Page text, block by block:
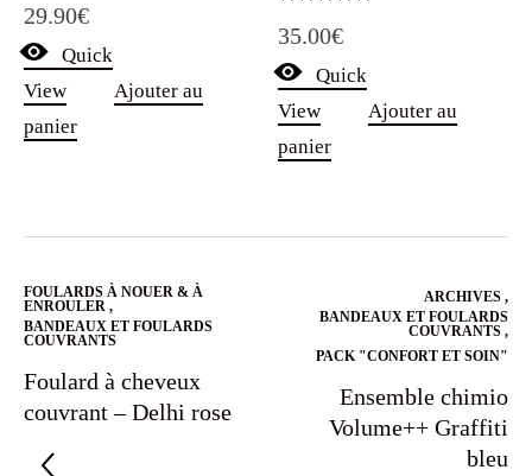
29.90€
Quick
View
Ajouter au
panier
5.00
35.00€
Quick
View
Ajouter au
panier
FOULARDS À NOUER & À
ENROULER ,
BANDEAUX ET FOULARDS
COUVRANTS
Foulard à cheveux
couvrant – Delhi rose
ARCHIVES ,
BANDEAUX ET FOULARDS
COUVRANTS ,
PACK "CONFORT ET SOIN"
Ensemble chimio
Volume++ Graffiti
bleu